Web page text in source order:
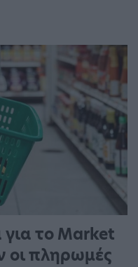
το Market
οι πληρωμές